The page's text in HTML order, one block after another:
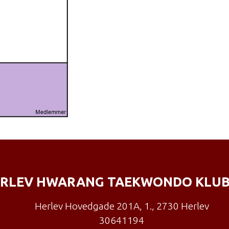
HWARANG TAEKWONDO
Herlev Hovedgade 201A, 1., 2730 Herlev
30641194